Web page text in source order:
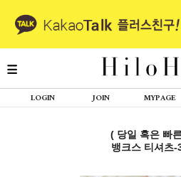
LOGIN JOIN MYPAGE
( 당일 혹은 빠
뱅크스 티셔츠